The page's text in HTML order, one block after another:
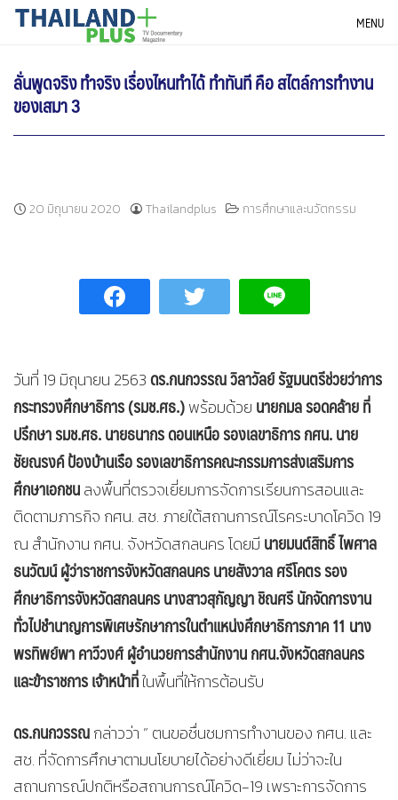
SkipTHAILANDPLUS NEWS MENU
ลั่นพูดจริง ทำจริง เรื่องไหนทำได้ ทำทันที คือ สไตล์การทำงาน
ของเสมา 3
20 มิถุนายน 2020 Thailandplus การศึกษาและนวัตกรรม
วันที่ 19 มิถุนายน 2563ดร.กนกวรรณ วิลาวัลย์ รัฐมนตรีช่วยว่าการ
กระทรวงศึกษาธิการ (รมช.ศธ.)พร้อมด้วย นายกมล รอดคล้าย ที่
ปรึกษา รมช.ศธ. นายธนากร ดอนเหนือ รองเลขาธิการ กศน. นาย
ชัยณรงค์ ป้องบ้านเรือ รองเลขาธิการคณะกรรมการส่งเสริมการ
ศึกษาเอกชนลงพื้นที่ตรวจเยี่ยมการจัดการเรียนการสอนและ
ติดตามภารกิจ กศน. สช. ภายใต้สถานการณ์โรคระบาดโควิด 19
ณ สำนักงาน กศน. จังหวัดสกลนคร โดยมี นายมนต์สิทธิ์ ไพศาล
ธนวัฒน์ ผู้ว่าราชการจังหวัดสกลนคร นายสังวาล ศรีโคตร รอง
ศึกษาธิการจังหวัดสกลนคร นางสาวสุกัญญา ชิณศรี นักจัดการงาน
ทั่วไปชำนาญการพิเศษรักษาการในตำแหน่งศึกษาธิการภาค 11 นาง
พรทิพย์พา คาวีวงศ์ ผู้อำนวยการสำนักงาน กศน.จังหวัดสกลนคร
และข้าราชการ เจ้าหน้าที่ในพื้นที่ให้การต้อนรับ
ดร.กนกวรรณกล่าวว่า ” ตนขอชื่นชมการทำงานของ กศน. และ
สช. ที่จัดการศึกษาตามนโยบายได้อย่างดีเยี่ยม ไม่ว่าจะใน
สถานการณ์ปกติหรือสถานการณ์โควิด-19 เพราะการจัดการ